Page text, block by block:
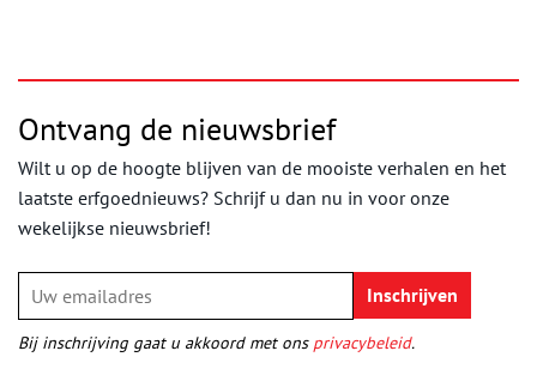
Ontvang de nieuwsbrief
Wilt u op de hoogte blijven van de mooiste verhalen en het
laatste erfgoednieuws? Schrijf u dan nu in voor onze
wekelijkse nieuwsbrief!
Bij inschrijving gaat u akkoord met ons privacybeleid.